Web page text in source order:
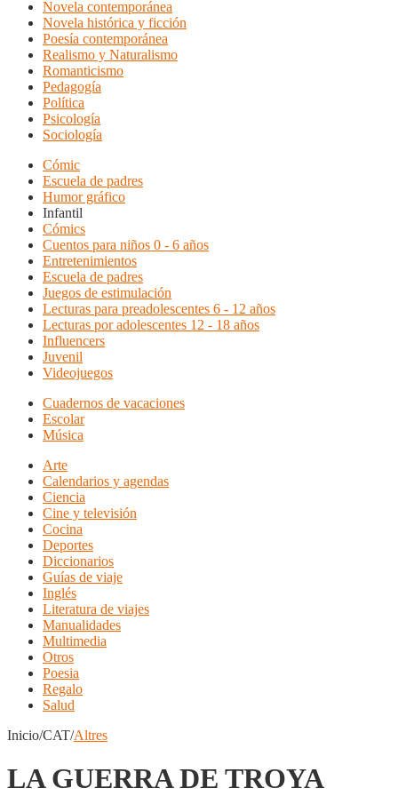
Novela contemporánea
Novela histórica y ficción
Poesía contemporánea
Realismo y Naturalismo
Romanticismo
Pedagogía
Política
Psicología
Sociología
Cómic
Escuela de padres
Humor gráfico
Infantil
Cómics
Cuentos para niños 0 - 6 años
Entretenimientos
Escuela de padres
Juegos de estimulación
Lecturas para preadolescentes 6 - 12 años
Lecturas por adolescentes 12 - 18 años
Influencers
Juvenil
Videojuegos
Cuadernos de vacaciones
Escolar
Música
Arte
Calendarios y agendas
Ciencia
Cine y televisión
Cocina
Deportes
Diccionarios
Guías de viaje
Inglés
Literatura de viajes
Manualidades
Multimedia
Otros
Poesia
Regalo
Salud
Inicio/CAT/Altres
LA GUERRA DE TROYA